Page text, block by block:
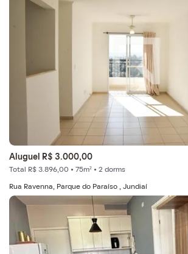
Aluguel R$ 3.000,00
Total R$ 3.896,00 • 75m² • 2 dorms
Rua Ravenna, Parque do Paraíso , Jundiaí